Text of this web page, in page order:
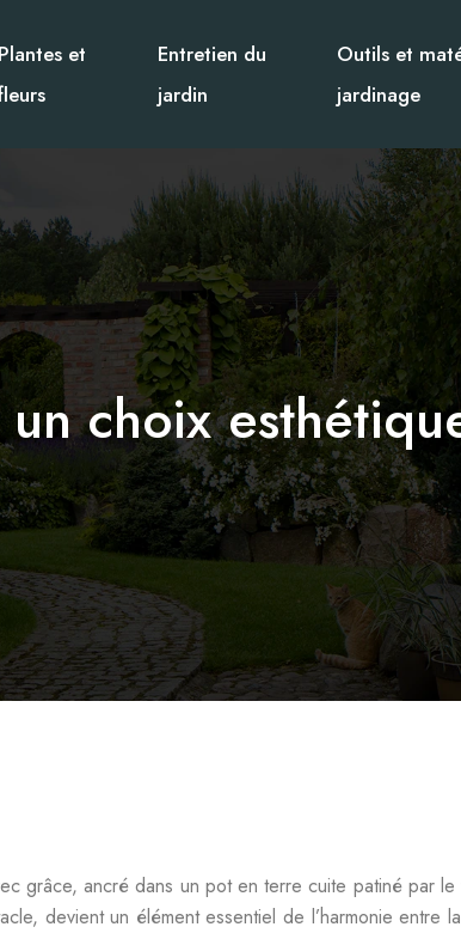
Plantes et
Entretien du
jardin
Outils et
jardinage
choix
grâce, ancré dans un pot en terre cuite patiné par le
devient un élément essentiel de l’harmonie entre